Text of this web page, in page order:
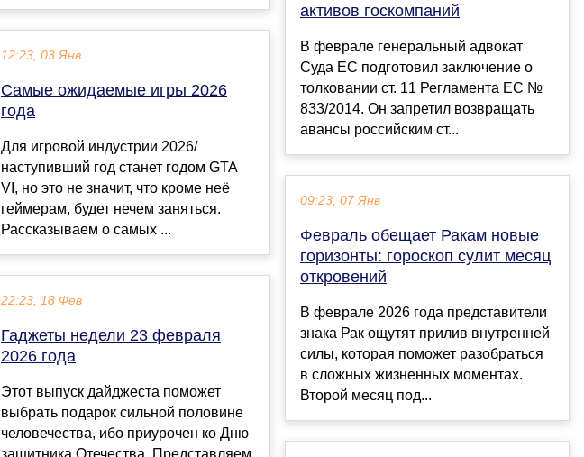
12:23, 03 Янв
Самые ожидаемые игры 2026
года
Для игровой индустрии 2026/
наступивший год станет годом GTA
VI, но это не значит, что кроме неё
геймерам, будет нечем заняться.
Рассказываем о самых ...
22:23, 18 Фев
Гаджеты недели 23 февраля
2026 года
Этот выпуск дайджеста поможет
выбрать подарок сильной половине
человечества, ибо приурочен ко Дню
защитника Отечества. Представляем
активов госкомпаний
В феврале генеральный адвокат
Суда ЕС подготовил заключение о
толковании ст. 11 Регламента ЕС №
833/2014. Он запретил возвращать
авансы российским ст...
09:23, 07 Янв
Февраль обещает Ракам новые
горизонты: гороскоп сулит месяц
откровений
В феврале 2026 года представители
знака Рак ощутят прилив внутренней
силы, которая поможет разобраться
в сложных жизненных моментах.
Второй месяц под...